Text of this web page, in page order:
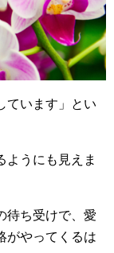
ています」とい
ようにも見えま
待ち受けで、愛
がやってくるは